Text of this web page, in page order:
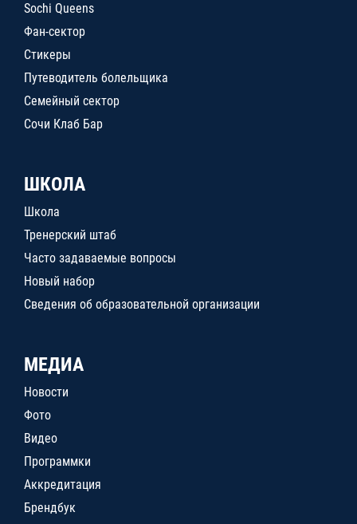
Sochi Queens
Фан-сектор
Стикеры
Путеводитель болельщика
Семейный сектор
Сочи Клаб Бар
ШКОЛА
Школа
Тренерский штаб
Часто задаваемые вопросы
Новый набор
Сведения об образовательной организации
МЕДИА
Новости
Фото
Видео
Программки
Аккредитация
Брендбук